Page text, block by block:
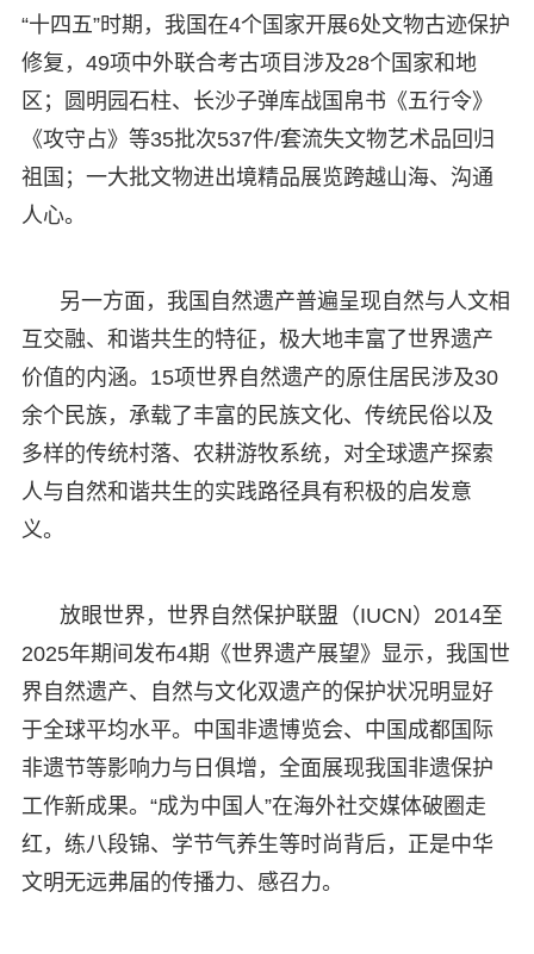
“十四五”时期，我国在4个国家开展6处文物古迹保护
修复，49项中外联合考古项目涉及28个国家和地
区；圆明园石柱、长沙子弹库战国帛书《五行令》
《攻守占》等35批次537件/套流失文物艺术品回归
祖国；一大批文物进出境精品展览跨越山海、沟通
人心。
另一方面，我国自然遗产普遍呈现自然与人文相
互交融、和谐共生的特征，极大地丰富了世界遗产
价值的内涵。15项世界自然遗产的原住居民涉及30
余个民族，承载了丰富的民族文化、传统民俗以及
多样的传统村落、农耕游牧系统，对全球遗产探索
人与自然和谐共生的实践路径具有积极的启发意
义。
放眼世界，世界自然保护联盟（IUCN）2014至
2025年期间发布4期《世界遗产展望》显示，我国世
界自然遗产、自然与文化双遗产的保护状况明显好
于全球平均水平。中国非遗博览会、中国成都国际
非遗节等影响力与日俱增，全面展现我国非遗保护
工作新成果。“成为中国人”在海外社交媒体破圈走
红，练八段锦、学节气养生等时尚背后，正是中华
文明无远弗届的传播力、感召力。